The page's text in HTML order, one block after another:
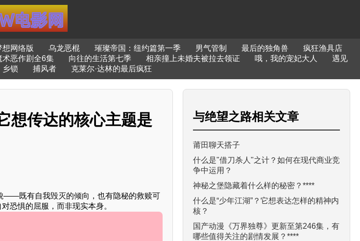
想网络版 乌龙恶棍 璀璨帝国：纽约篇第一季 男气管制 最后的独角兽
疯狂渔具店
术恶作剧全6集 向往的生活第七季 相亲撞上未婚夫被拉去领证 哦，我的宠妃大人
遇见
乡锁 捕风者 克莱尔·达林的最后疯狂
想传达的核心主题是
——既有自我毁灭的倾向，也有隐秘的救赎可
恐惧的屈服，而非现实本身。
与绝望之路相关文章
莆田聊天搭子
什么是"借刀杀人"之计？如何在现代商业竞
争中运用？
神秘之堡隐藏着什么样的秘密？****
什么是“少年江湖”？它想表达怎样的精神内
核？
国产动漫《万界独尊》更新至第246集，有
哪些值得关注的剧情发展？****